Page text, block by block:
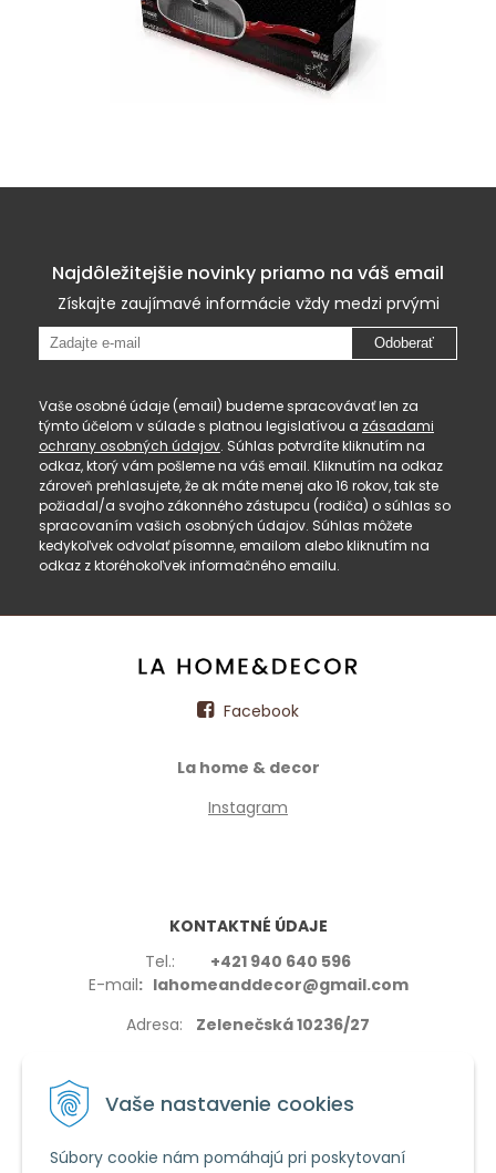
Vaše nastavenie cookies
Súbory cookie nám pomáhajú pri poskytovaní
Najdôležitejšie novinky priamo na váš email
Získajte zaujímavé informácie vždy medzi prvými
Odoberať
Vaše osobné údaje (email) budeme spracovávať len za
týmto účelom v súlade s platnou legislatívou a zásadami
ochrany osobných údajov. Súhlas potvrdíte kliknutím na
odkaz, ktorý vám pošleme na váš email. Kliknutím na odkaz
zároveň prehlasujete, že ak máte menej ako 16 rokov, tak ste
požiadal/a svojho zákonného zástupcu (rodiča) o súhlas so
spracovaním vašich osobných údajov. Súhlas môžete
kedykoľvek odvolať písomne, emailom alebo kliknutím na
odkaz z ktoréhokoľvek informačného emailu.
Facebook
La home & decor
Instagram
KONTAKTNÉ ÚDAJE
Tel.: +421 940 640 596
E-mail: lahomeanddecor@gmail.com
Adresa: Zelenečská 10236/27